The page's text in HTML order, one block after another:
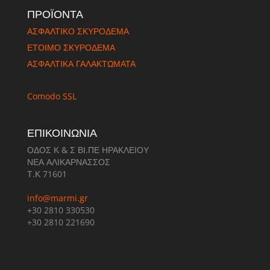
ΠΡΟΪΟΝΤΑ
ΑΣΦΑΛΤΙΚΟ ΣΚΥΡΟΔΕΜΑ
ΈΤΟΙΜΟ ΣΚΥΡΟΔΕΜΑ
ΑΣΦΑΛΤΙΚΑ ΓΑΛΑΚΤΩΜΑΤΑ
Comodo SSL
ΕΠΙΚΟΙΝΩΝΙΑ
ΟΔΟΣ Κ & Σ ΒΙ.ΠΕ ΗΡΑΚΛΕΙΟΥ
ΝΕΑ ΑΛΙΚΑΡΝΑΣΣΟΣ
Τ.Κ 71601
info@marmi.gr
+30 2810 330530
+30 2810 221690